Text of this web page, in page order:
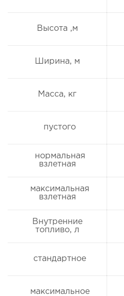
Высота ,м
Ширина, м
Масса, кг
пустого
нормальная
взлетная
максимальная
взлетная
Внутренние
топливо, л
стандартное
максимальное